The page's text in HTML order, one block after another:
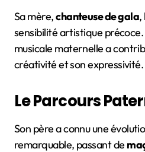
Sa mère,chanteuse de gala,
sensibilité artistique
musicale maternelle a
créativité et son expressivité.
Le Parcours
Son père a connu une
remarquable, passant de